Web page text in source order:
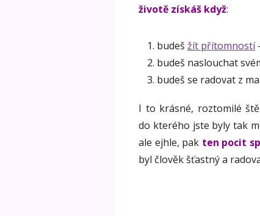
životě získáš když:
budeš žít přítomností
budeš naslouchat
budeš se radovat z
I to krásné, roztomilé
do kterého jste byly tak
ale ejhle, pak ten pocit
byl člověk šťastný a